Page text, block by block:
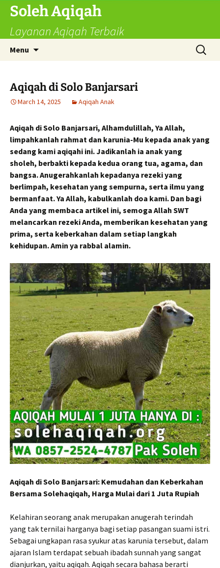
Skip
content
Soleh Aqiqah
Layanan Aqiqah Terbaik
Menu
Search
for:
Aqiqah di Solo Banjarsari
March 14, 2025 Aqiqah Anak
Aqiqah di Solo Banjarsari, Alhamdulillah, Ya Allah,
limpahkanlah rahmat dan karunia-Mu kepada anak yang
sedang kami aqiqahi ini. Jadikanlah ia anak yang
sholeh, berbakti kepada kedua orang tua, agama, dan
bangsa. Anugerahkanlah kepadanya rezeki yang
berlimpah, kesehatan yang sempurna, serta ilmu yang
bermanfaat. Ya Allah, kabulkanlah doa kami. Dan bagi
Anda yang membaca artikel ini, semoga Allah SWT
melancarkan rezeki Anda, memberikan kesehatan yang
prima, serta keberkahan dalam setiap langkah
kehidupan. Amin ya rabbal alamin.
Aqiqah di Solo Banjarsari: Kemudahan dan Keberkahan
Bersama Solehaqiqah, Harga Mulai dari 1 Juta Rupiah
Kelahiran seorang anak merupakan anugerah terindah
yang tak ternilai harganya bagi setiap pasangan suami istri.
Sebagai ungkapan rasa syukur atas karunia tersebut, dalam
ajaran Islam terdapat sebuah ibadah sunnah yang sangat
dianjurkan, yaitu aqiqah. Aqiqah secara bahasa berarti